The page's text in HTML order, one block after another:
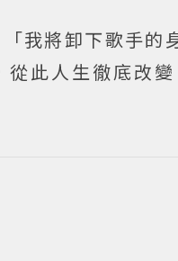
我將卸下歌手
此人生徹底改